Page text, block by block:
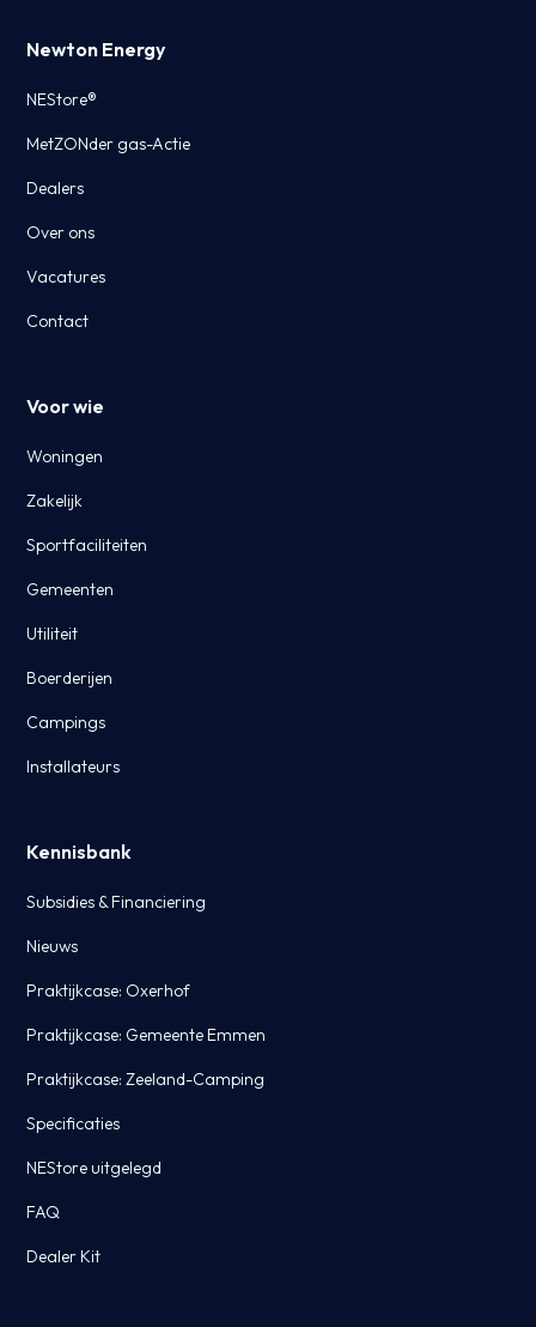
Newton Energy
NEStore®
MetZONder gas-Actie
Dealers
Over ons
Vacatures
Contact
Voor wie
Woningen
Zakelijk
Sportfaciliteiten
Gemeenten
Utiliteit
Boerderijen
Campings
Installateurs
Kennisbank
Subsidies & Financiering
Nieuws
Praktijkcase: Oxerhof
Praktijkcase: Gemeente Emmen
Praktijkcase: Zeeland-Camping
Specificaties
NEStore uitgelegd
FAQ
Dealer Kit